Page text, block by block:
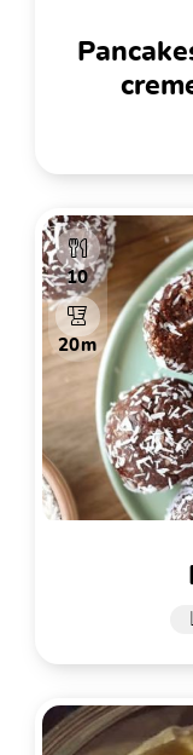
pancakes aux dattes et lait et
10
20m